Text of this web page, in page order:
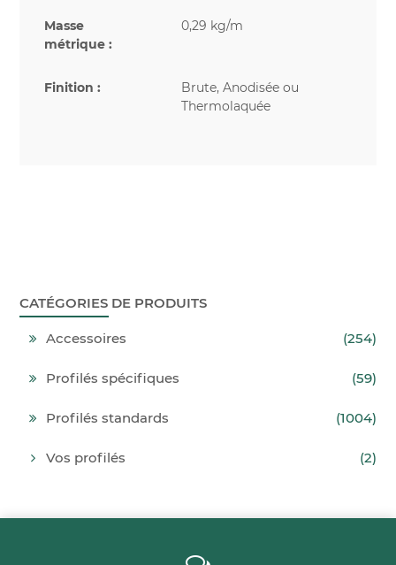
Masse
métrique :
0,29 kg/m
Finition :
Brute, Anodisée ou
Thermolaquée
CATÉGORIES DE PRODUITS
Accessoires (254)
Profilés spécifiques (59)
Profilés standards (1004)
Vos profilés (2)